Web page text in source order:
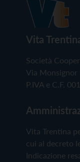
Vita
Società
Via Monsignor
P.IVA e C.F.
Vita Trentina
cui al decreto
Indicazione